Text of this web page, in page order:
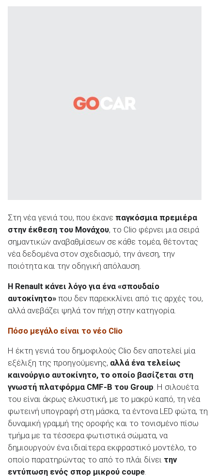
Στη νέα γενιά του, που έκανε παγκόσμια πρεμιέρα
στην έκθεση του Μονάχου, το Clio φέρνει μια σειρά
σημαντικών αναβαθμίσεων σε κάθε τομέα, θέτοντας
νέα δεδομένα στον σχεδιασμό, την άνεση, την
ποιότητα και την οδηγική απόλαυση.
Η Renault κάνει λόγο για ένα «σπουδαίο
αυτοκίνητο» που δεν παρεκκλίνει από τις αρχές του,
αλλά ανεβάζει ψηλά τον πήχη στην κατηγορία.
Πόσο μεγάλο είναι το νέο Clio
Η έκτη γενιά του δημοφιλούς Clio δεν αποτελεί μία
εξέλιξη της προηγούμενης, αλλά ένα τελείως
καινούργιο αυτοκίνητο, το οποίο βασίζεται στη
γνωστή πλατφόρμα CMF-B του Group. Η σιλουέτα
του είναι άκρως ελκυστική, με το μακρύ καπό, τη νέα
φωτεινή υπογραφή στη μάσκα, τα έντονα LED φώτα, τη
δυναμική γραμμή της οροφής και το τονισμένο πίσω
τμήμα με τα τέσσερα φωτιστικά σώματα, να
δημιουργούν ένα ιδιαίτερα εκφραστικό μοντέλο, το
οποίο παρατηρώντας το από το πλάι δίνει την
εντύπωση ενός σπορ μικρού coupe.